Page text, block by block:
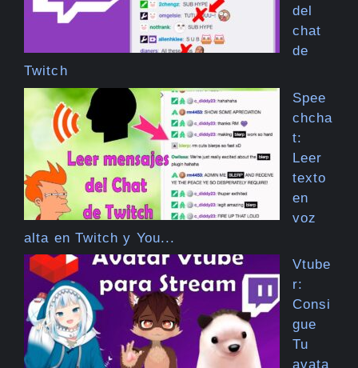
del
chat
de
Twitch
Spee
chcha
t:
Leer
texto
en
voz
alta en Twitch y You...
Vtube
r:
Consi
gue
Tu
avata